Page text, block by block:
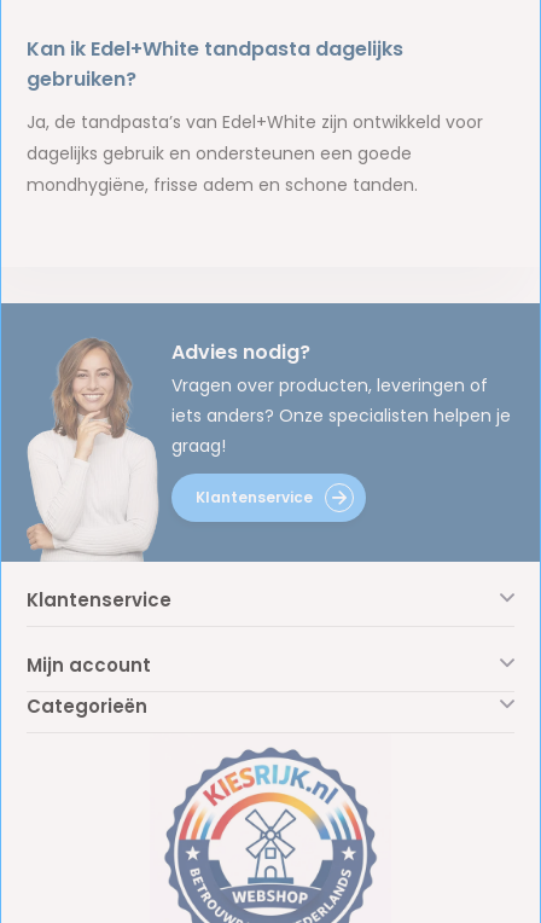
Kan ik Edel+White tandpasta dagelijks
gebruiken?
Ja, de tandpasta’s van Edel+White zijn ontwikkeld voor
dagelijks gebruik en ondersteunen een goede
mondhygiëne, frisse adem en schone tanden.
Advies nodig?
Vragen over producten, leveringen of
iets anders? Onze specialisten helpen je
graag!
Klantenservice
Klantenservice
Mijn account
Categorieën